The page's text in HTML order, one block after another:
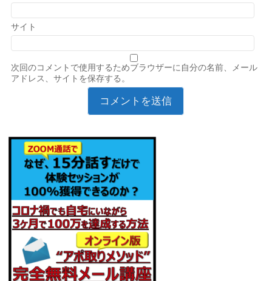
サイト
次回のコメントで使用するためブラウザーに自分の名前、メール
アドレス、サイトを保存する。